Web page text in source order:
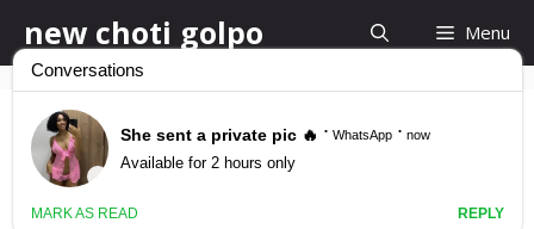
to
content
new choti golpo Menu
কোনও কথা না বলে সুলেখা
আমার ওপরে উঠে পড়ল।..